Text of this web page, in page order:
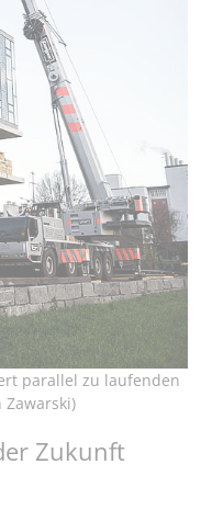
parallel zu laufenden
Zawarski)
Zukunft